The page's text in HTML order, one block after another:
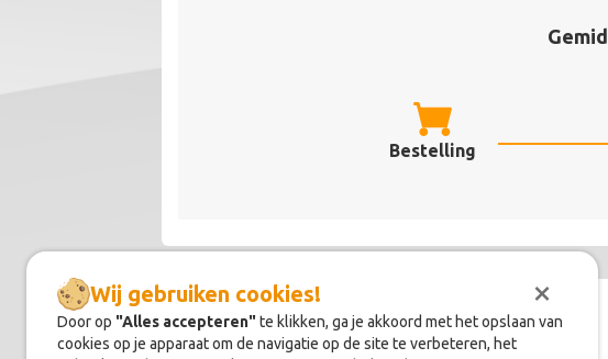
×
Wij gebruiken cookies!
Door op "Alles accepteren"te klikken, ga je akkoord met het opslaan van
cookies op je apparaat om de navigatie op de site te verbeteren, het
Bestelling
OverCapitalBox